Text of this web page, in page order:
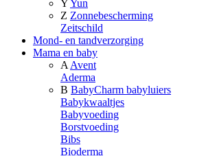
YYun
Z Zonnebescherming
Zeitschild
Mond- en tandverzorging
Mama en baby
A Avent
Aderma
B BabyCharm babyluiers
Babykwaaltjes
Babyvoeding
Borstvoeding
Bibs
Bioderma